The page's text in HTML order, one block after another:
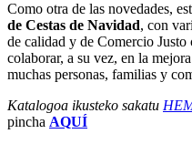
Como otra de las novedades,
de Cestas de Navidad, con
de calidad y de Comercio
colaborar, a su vez, en la
muchas personas, familias y
Katalogoa ikusteko sakatu
pincha AQUÍ